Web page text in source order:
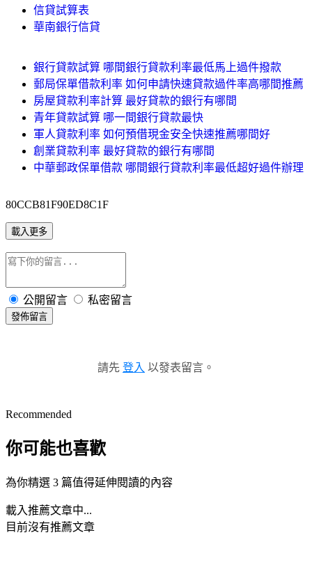
信貸試算表
華南銀行信貸
銀行貸款試算 哪間銀行貸款利率最低馬上過件撥款
郵局保單借款利率 如何申請快速貸款過件率高哪間推薦
房屋貸款利率計算 最好貸款的銀行有哪間
青年貸款試算 哪一間銀行貸款最快
軍人貸款利率 如何預借現金安全快速推薦哪間好
創業貸款利率 最好貸款的銀行有哪間
中華郵政保單借款 哪間銀行貸款利率最低超好過件辦理
80CCB81F90ED8C1F
載入更多
公開留言 私密留言
發佈留言
請先 登入 以發表留言。
Recommended
你可能也喜歡
為你精選 3 篇值得延伸閱讀的內容
載入推薦文章中...
目前沒有推薦文章